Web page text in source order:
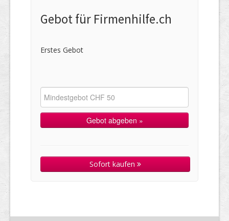
Gebot für Firmenhilfe.ch
Erstes Gebot
Sofort kaufen